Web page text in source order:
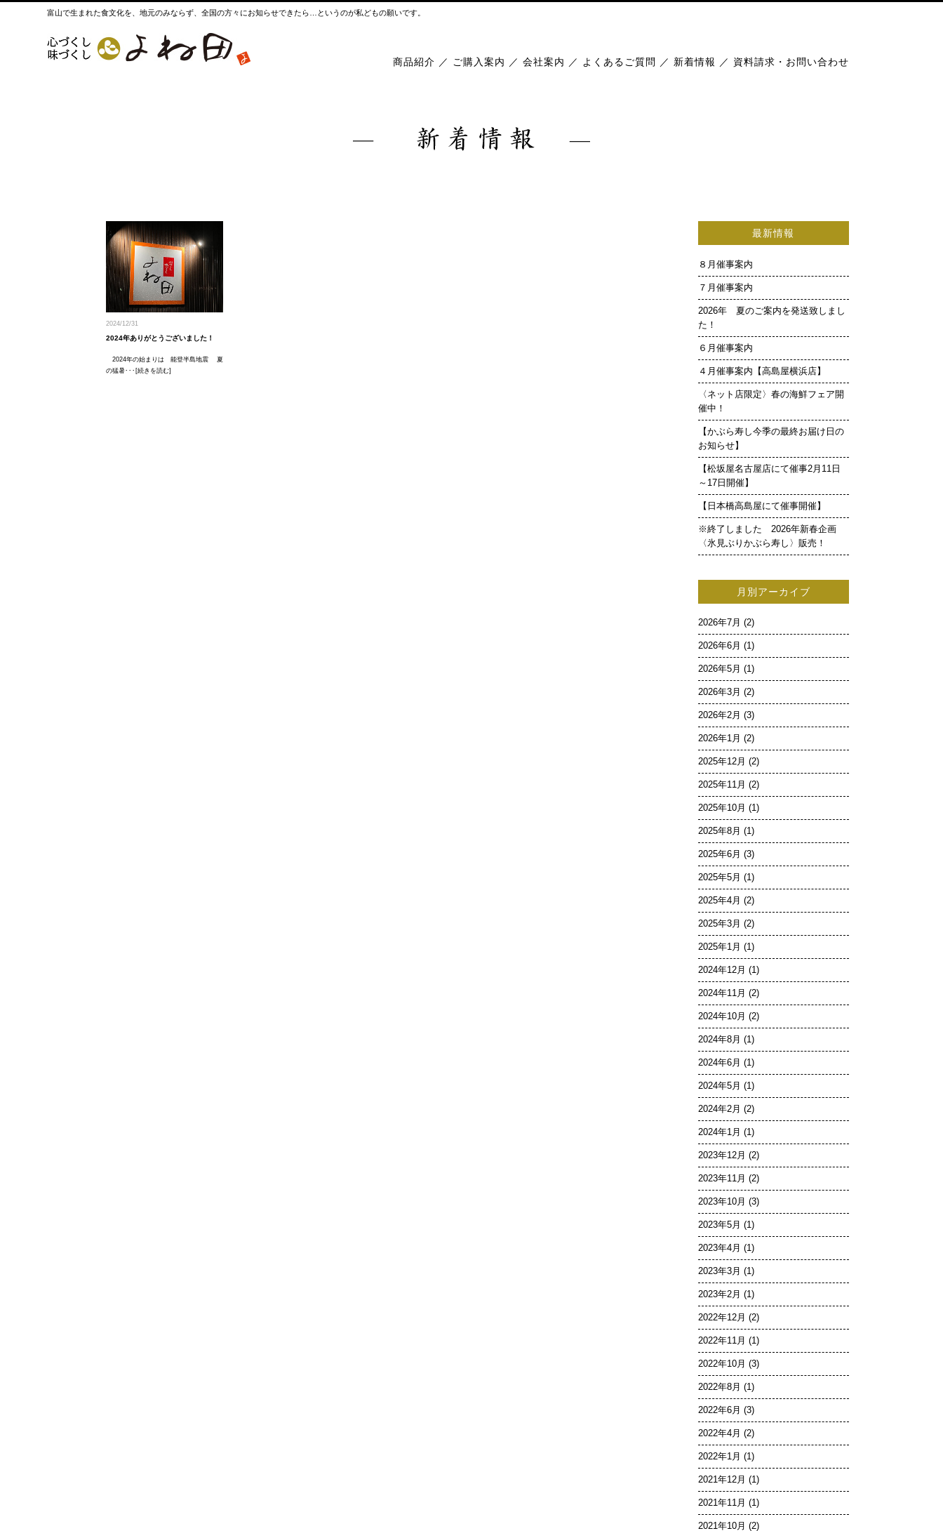
富山で生まれた食文化を、地元のみならず、全国の方々にお知らせできたら…というのが私どもの願いです。
商品紹介 ／ ご購入案内 ／ 会社案内 ／ よくあるご質問 ／ 新着情報 ／ 資料請求・お問い合わせ
2024/12/31
2024年ありがとうございました！
2024年の始まりは 能登半島地震 夏
の猛暑･･･[続きを読む]
最新情報
８月催事案内
７月催事案内
2026年 夏のご案内を発送致しまし
た！
６月催事案内
４月催事案内【高島屋横浜店】
〈ネット店限定〉春の海鮮フェア開
催中！
【かぶら寿し今季の最終お届け日の
お知らせ】
【松坂屋名古屋店にて催事2月11日
～17日開催】
【日本橋高島屋にて催事開催】
※終了しました 2026年新春企画
〈氷見ぶりかぶら寿し〉販売！
月別アーカイブ
2026年7月 (2)
2026年6月 (1)
2026年5月 (1)
2026年3月 (2)
2026年2月 (3)
2026年1月 (2)
2025年12月 (2)
2025年11月 (2)
2025年10月 (1)
2025年8月 (1)
2025年6月 (3)
2025年5月 (1)
2025年4月 (2)
2025年3月 (2)
2025年1月 (1)
2024年12月 (1)
2024年11月 (2)
2024年10月 (2)
2024年8月 (1)
2024年6月 (1)
2024年5月 (1)
2024年2月 (2)
2024年1月 (1)
2023年12月 (2)
2023年11月 (2)
2023年10月 (3)
2023年5月 (1)
2023年4月 (1)
2023年3月 (1)
2023年2月 (1)
2022年12月 (2)
2022年11月 (1)
2022年10月 (3)
2022年8月 (1)
2022年6月 (3)
2022年4月 (2)
2022年1月 (1)
2021年12月 (1)
2021年11月 (1)
2021年10月 (2)